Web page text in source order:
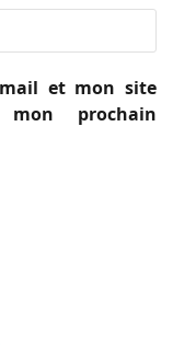
et mon site
prochain